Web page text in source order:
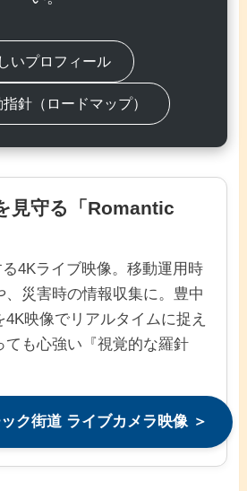
いプロフィール
針（ロードマップ）
見守る「Romantic
4Kライブ映像。移動運用時
、災害時の情報収集に。豊中
映像でリアルタイムに捉え
ても心強い『視覚的な羅針
ク街道 ライブカメラ映像 ＞